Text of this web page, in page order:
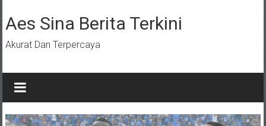
ke
konten
Aes Sina Berita Terkini
Akurat Dan Terpercaya